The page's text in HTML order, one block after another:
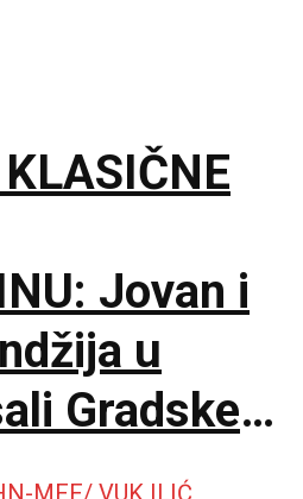
Jovan i
u
Gradske